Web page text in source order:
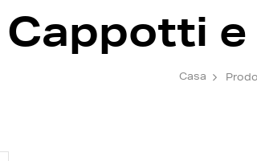
Cappotti e
Casa